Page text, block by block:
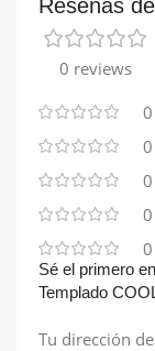
Reseñas
0 reviews
0
0
0
0
0
Sé el primero
Templado
Tu dirección